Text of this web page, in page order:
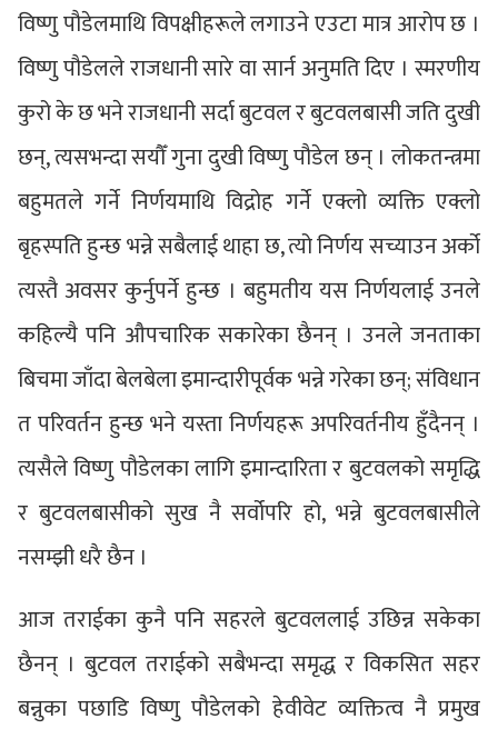
विष्णु पौडेलमाथि विपक्षीहरूले लगाउने एउटा मात्र आरोप छ ।
विष्णु पौडेलले राजधानी सारे वा सार्न अनुमति दिए । स्मरणीय
कुरो के छ भने राजधानी सर्दा बुटवल र बुटवलबासी जति दुखी
छन्, त्यसभन्दा सयौँ गुना दुखी विष्णु पौडेल छन् । लोकतन्त्रमा
बहुमतले गर्ने निर्णयमाथि विद्रोह गर्ने एक्लो व्यक्ति एक्लो
बृहस्पति हुन्छ भन्ने सबैलाई थाहा छ, त्यो निर्णय सच्याउन अर्को
त्यस्तै अवसर कुर्नुपर्ने हुन्छ । बहुमतीय यस निर्णयलाई उनले
कहिल्यै पनि औपचारिक सकारेका छैनन् । उनले जनताका
बिचमा जाँदा बेलबेला इमान्दारीपूर्वक भन्ने गरेका छन्; संविधान
त परिवर्तन हुन्छ भने यस्ता निर्णयहरू अपरिवर्तनीय हुँदैनन् ।
त्यसैले विष्णु पौडेलका लागि इमान्दारिता र बुटवलको समृद्धि
र बुटवलबासीको सुख नै सर्वोपरि हो, भन्ने बुटवलबासीले
नसम्झी धरै छैन ।
आज तराईका कुनै पनि सहरले बुटवललाई उछिन्न सकेका
छैनन् । बुटवल तराईको सबैभन्दा समृद्ध र विकसित सहर
बन्नुका पछाडि विष्णु पौडेलको हेवीवेट व्यक्तित्व नै प्रमुख